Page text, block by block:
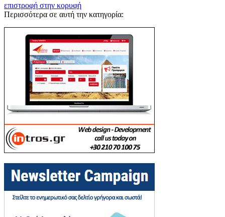
επιστροφή στην κορυφή
Περισσότερα σε αυτή την κατηγορία: